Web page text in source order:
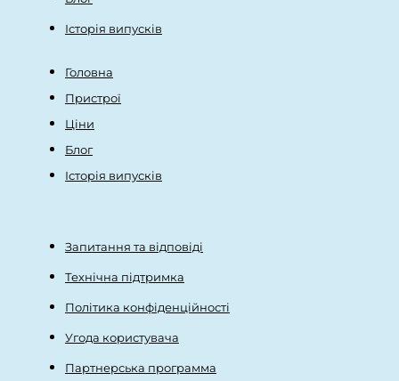
Історія випусків
Головна
Пристрої
Ціни
Блог
Історія випусків
Запитання та відповіді
Технічна підтримка
Політика конфіденційності
Угода користувача
Партнерська программа